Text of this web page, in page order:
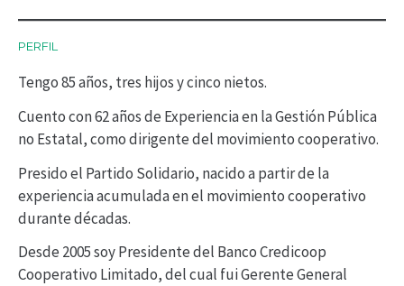
c
t
o
r
d
e
v
d
PERFIL
Tengo 85 años, tres hijos y cinco nietos.
Cuento con 62 años de Experiencia en la Gestión Pública
no Estatal, como dirigente del movimiento cooperativo.
Presido el Partido Solidario, nacido a partir de la
experiencia acumulada en el movimiento cooperativo
durante décadas.
Desde 2005 soy Presidente del Banco Credicoop
Cooperativo Limitado, del cual fui Gerente General